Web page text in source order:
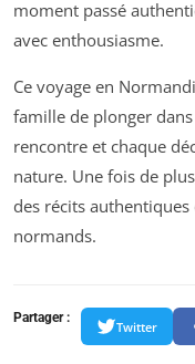
moment passé
avec enthousiasme.
Ce voyage en
famille de plonger
rencontre et chaque
nature. Une fois de
des récits
normands.
Partager :
Twitter